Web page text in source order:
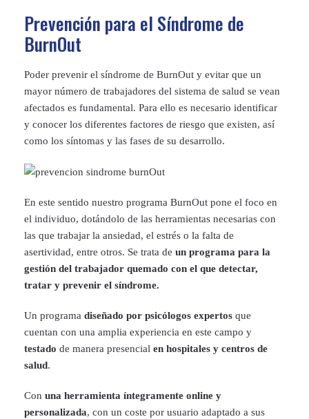
Prevención para el Síndrome de
BurnOut
Poder prevenir el síndrome de BurnOut y evitar que un
mayor número de trabajadores del sistema de salud se vean
afectados es fundamental. Para ello es necesario identificar
y conocer los diferentes factores de riesgo que existen, así
como los síntomas y las fases de su desarrollo.
En este sentido nuestro programa BurnOut pone el foco en
el individuo, dotándolo de las herramientas necesarias con
las que trabajar la ansiedad, el estrés o la falta de
asertividad, entre otros. Se trata de un programa para la
gestión del trabajador quemado con el que detectar,
tratar y prevenir el síndrome.
Un programa diseñado por psicólogos expertos que
cuentan con una amplia experiencia en este campo y
testado de manera presencial en hospitales y centros de
salud.
Con una herramienta íntegramente online y
personalizada, con un coste por usuario adaptado a sus